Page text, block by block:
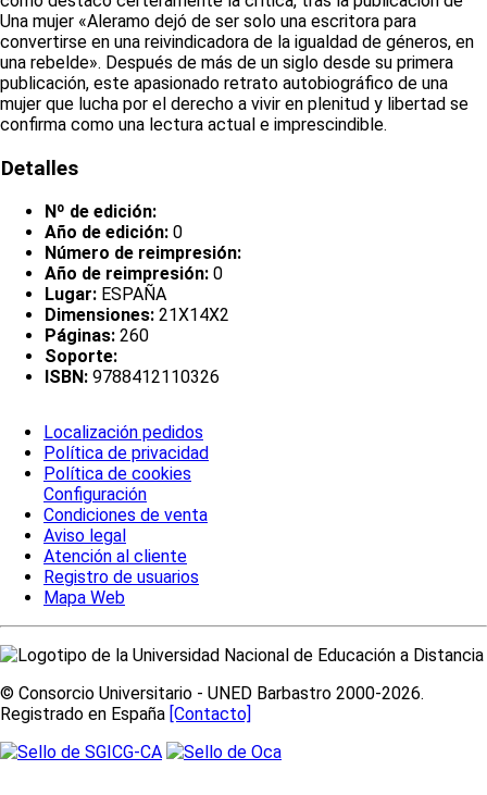
Una mujer «Aleramo dejó de ser solo una escritora para
convertirse en una reivindicadora de la igualdad de géneros, en
una rebelde». Después de más de un siglo desde su primera
publicación, este apasionado retrato autobiográfico de una
mujer que lucha por el derecho a vivir en plenitud y libertad se
confirma como una lectura actual e imprescindible.
Detalles
Nº de edición:
Año de edición: 0
Número de reimpresión:
Año de reimpresión: 0
Lugar: ESPAÑA
Dimensiones: 21X14X2
Páginas: 260
Soporte:
ISBN: 9788412110326
Localización pedidos
Política de privacidad
Política de cookies
Configuración
Condiciones de venta
Aviso legal
Atención al cliente
Registro de usuarios
Mapa Web
© Consorcio Universitario - UNED Barbastro 2000-2026.
Registrado en España [Contacto]